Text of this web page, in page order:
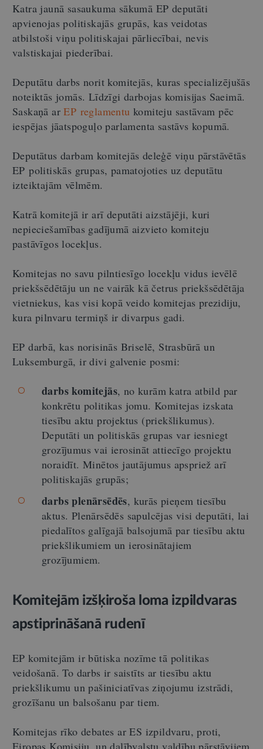
Katra jaunā sasaukuma sākumā EP deputāti
apvienojas politiskajās grupās, kas veidotas
atbilstoši viņu politiskajai pārliecībai, nevis
valstiskajai piederībai.
Deputātu darbs norit komitejās, kuras specializējušās
noteiktās jomās. Līdzīgi darbojas komisijas Saeimā.
Saskaņā arEP reglamentu komiteju sastāvam pēc
iespējas jāatspoguļo parlamenta sastāvs kopumā.
Deputātus darbam komitejās deleģē viņu pārstāvētās
EP politiskās grupas, pamatojoties uz deputātu
izteiktajām vēlmēm.
Katrā komitejā ir arī deputāti aizstājēji, kuri
nepieciešamības gadījumā aizvieto komiteju
pastāvīgos locekļus.
Komitejas no savu pilntiesīgo locekļu vidus ievēlē
priekšsēdētāju un ne vairāk kā četrus priekšsēdētāja
vietniekus, kas visi kopā veido komitejas prezidiju,
kura pilnvaru termiņš ir divarpus gadi.
EP darbā, kas norisinās Briselē, Strasbūrā un
Luksemburgā, ir divi galvenie posmi:
darbs komitejās, no kurām katra atbild par
konkrētu politikas jomu. Komitejas izskata
tiesību aktu projektus (priekšlikumus).
Deputāti un politiskās grupas var iesniegt
grozījumus vai ierosināt attiecīgo projektu
noraidīt. Minētos jautājumus apspriež arī
politiskajās grupās;
darbs plenārsēdēs, kurās pieņem tiesību
aktus. Plenārsēdēs sapulcējas visi deputāti, lai
piedalītos galīgajā balsojumā par tiesību aktu
priekšlikumiem un ierosinātajiem
grozījumiem.
Komitejām izšķiroša loma izpildvaras
apstiprināšanā rudenī
EP komitejām ir būtiska nozīme tā politikas
veidošanā. To darbs ir saistīts ar tiesību aktu
priekšlikumu un pašiniciatīvas ziņojumu izstrādi,
grozīšanu un balsošanu par tiem.
Komitejas rīko debates ar ES izpildvaru, proti,
Eiropas Komisiju, un dalībvalstu valdību pārstāvjiem